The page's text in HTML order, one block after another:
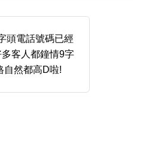
9字頭 6字頭
無4字
天延 全吉星(全號)
清除全部分類
頭電話號碼已經
客人都鐘情9字
自然都高D啦!